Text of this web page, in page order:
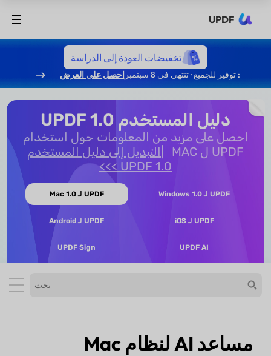
UPDF
تخفيضات العودة إلى الدراسة
: توفير للجميع · تنتهي في 8 سبتمبر احصل على العرض
دليل المستخدم UPDF 1.0
احصل على مزيد من المعلومات حول استخدام
UPDF ل MAC
التبديل إلى دليل المستخدم
UPDF 1.0 >>>
UPDF لـ Windows 1.0 UPDF لـ Mac 1.0
UPDF لـ iOS UPDF لـ Android
UPDF AI
UPDF Sign
مساعد AI لنظام Mac